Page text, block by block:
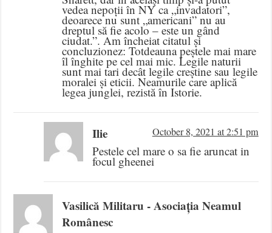
vedea nepoții în NY ca „invadatori”,
deoarece nu sunt „americani” nu au
dreptul să fie acolo – este un gând
ciudat.”. Am încheiat citatul și
concluzionez: Totdeauna peștele mai mare
îl înghite pe cel mai mic. Legile naturii
sunt mai tari decât legile creștine sau legile
moralei și eticii. Neamurile care aplică
legea junglei, rezistă în Istorie.
Ilie October 8, 2021 at 2:51 pm
Pestele cel mare o sa fie aruncat in
focul gheenei
Vasilică Militaru - Asociația Neamul
Românesc